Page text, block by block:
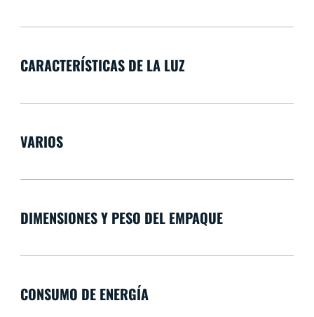
CARACTERÍSTICAS DE LA LUZ
VARIOS
DIMENSIONES Y PESO DEL EMPAQUE
CONSUMO DE ENERGÍA